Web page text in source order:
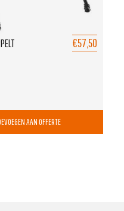
€57,50
AAN OFFERTE